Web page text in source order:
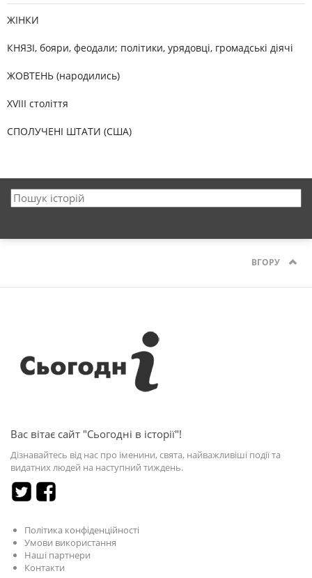
ЖІНКИ
КНЯЗІ, бояри, феодали; політики, урядовці, громадські діячі
ЖОВТЕНЬ (народились)
XVIII століття
СПОЛУЧЕНІ ШТАТИ (США)
ВГОРУ
Вас вітає сайт "Сьогодні в історії"!
Дізнавайтесь від нас про іменини, свята, найважливіші події та
видатних людей на наступний тиждень.
Політика конфіденційності
Умови використання
Наші партнери
Контакти